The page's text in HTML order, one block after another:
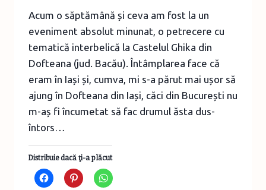
Acum o săptămână și ceva am fost la un
eveniment absolut minunat, o petrecere cu
tematică interbelică la Castelul Ghika din
Dofteana (jud. Bacău). Întâmplarea face că
eram în Iași și, cumva, mi s-a părut mai ușor să
ajung în Dofteana din Iași, căci din București nu
m-aș fi încumetat să fac drumul ăsta dus-
întors…
Distribuie dacă ţi-a plăcut